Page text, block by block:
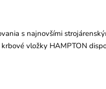
s najnovšími
vložky HAMPTON